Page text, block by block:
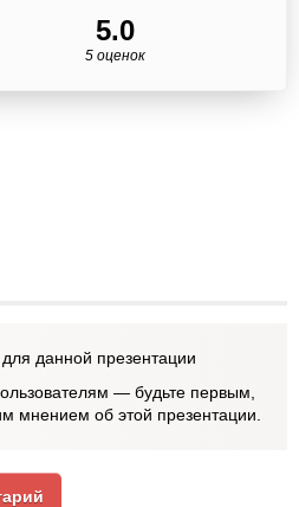
5.0
5 оценок
данной презентации
— будьте первым,
мнением об этой презентации.